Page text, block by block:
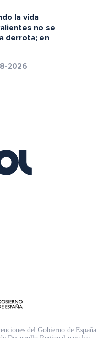
la vida
no se
derrota; en
2026
del Gobierno de España